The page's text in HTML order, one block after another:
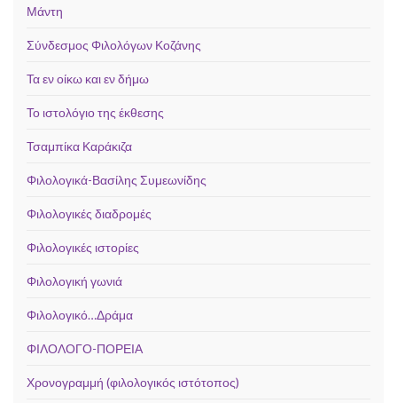
Μάντη
Σύνδεσμος Φιλολόγων Κοζάνης
Τα εν οίκω και εν δήμω
Το ιστολόγιο της έκθεσης
Τσαμπίκα Καράκιζα
Φιλολογικά-Βασίλης Συμεωνίδης
Φιλολογικές διαδρομές
Φιλολογικές ιστορίες
Φιλολογική γωνιά
Φιλολογικό…Δράμα
ΦΙΛΟΛΟΓΟ-ΠΟΡΕΙΑ
Χρονογραμμή (φιλολογικός ιστότοπος)